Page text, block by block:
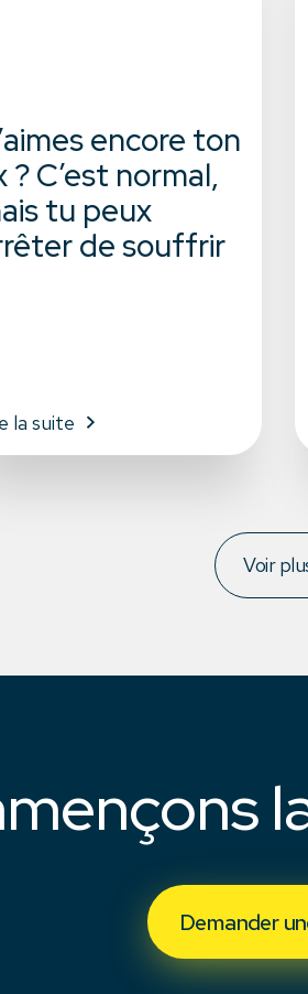
encore ton
? C’est normal,
tu peux
de souffrir
la suite
Voir
Demander